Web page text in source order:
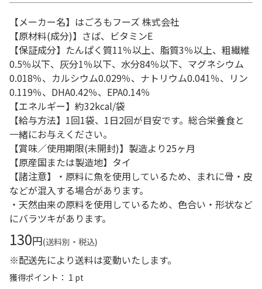
【メーカー名】はごろもフーズ 株式会社
【原材料(成分)】さば、ビタミンE
【保証成分】たんぱく質11％以上、脂質3％以上、粗繊維
0.5％以下、灰分1％以下、水分84％以下、マグネシウム
0.018％、カルシウム0.029％、ナトリウム0.041％、リン
0.119％、DHA0.42％、EPA0.14％
【エネルギー】約32kcal/袋
【給与方法】1回1袋、1日2回が目安です。総合栄養食と
一緒にお与えください。
【賞味／使用期限(未開封)】製造より25ヶ月
【原産国または製造地】タイ
【諸注意】・原料に魚を使用しているため、まれに骨・皮
などが混入する場合があります。
・天然由来の原料を使用しているため、色合い・形状など
にバラツキがあります。
130円(送料別・税込)
※配送先により送料は変動いたします。
獲得ポイント： 1 pt